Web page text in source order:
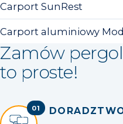
Carport SunRest
Carport aluminiowy
Zamów
to proste!
01